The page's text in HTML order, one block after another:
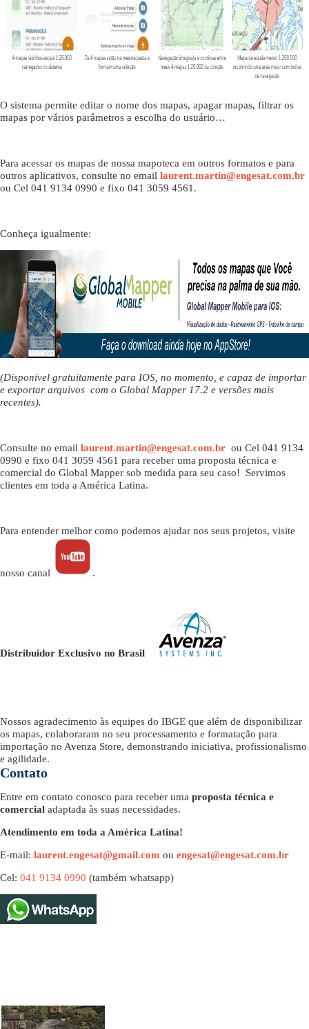
O sistema permite editar o nome dos mapas, apagar mapas, filtrar os
mapas por vários parâmetros a escolha do usuário…
Para acessar os mapas de nossa mapoteca em outros formatos e para
outros aplicativos, consulte no email laurent.martin@engesat.com.br
ou Cel 041 9134 0990 e fixo 041 3059 4561.
Conheça igualmente:
(Disponível gratuitamente para IOS, no momento, e capaz de importar
e exportar arquivos com o Global Mapper 17.2 e versões mais
recentes).
Consulte no email laurent.martin@engesat.com.br ou Cel 041 9134
0990 e fixo 041 3059 4561 para receber uma proposta técnica e
comercial do Global Mapper sob medida para seu caso! Servimos
clientes em toda a América Latina.
Para entender melhor como podemos ajudar nos seus projetos, visite
nosso canal .
Distribuidor Exclusivo no Brasil
Nossos agradecimento às equipes do IBGE que além de disponibilizar
os mapas, colaboraram no seu processamento e formatação para
importação no Avenza Store, demonstrando iniciativa, profissionalismo
e agilidade.
Contato
Entre em contato conosco para receber uma proposta técnica e
comercial adaptada às suas necessidades.
Atendimento em toda a América Latina!
E-mail: laurent.engesat@gmail.com ou engesat@engesat.com.br
Cel: 041 9134 0990 (também whatsapp)